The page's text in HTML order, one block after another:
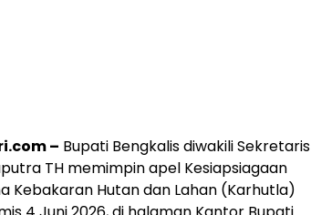
– Bupati Bengkalis diwakili Sekretaris
TH memimpin apel Kesiapsiagaan
Kebakaran Hutan dan Lahan (Karhutla)